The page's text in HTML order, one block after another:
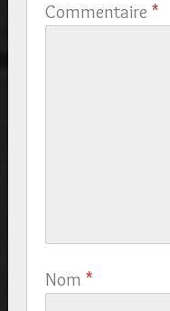
Commentaire *
Nom *